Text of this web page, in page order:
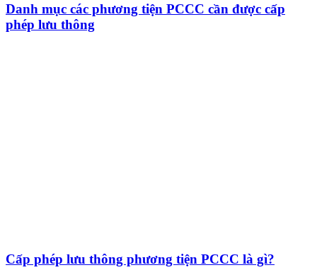
Danh mục các phương tiện PCCC cần được cấp
phép lưu thông
Cấp phép lưu thông phương tiện PCCC là gì?